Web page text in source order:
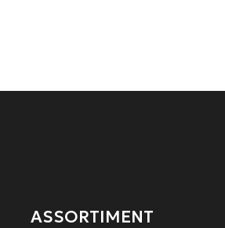
ASSORTIMENT